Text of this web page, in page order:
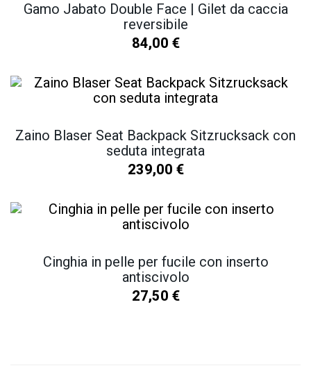
Gamo Jabato Double Face | Gilet da caccia
reversibile
84,00 €
Zaino Blaser Seat Backpack Sitzrucksack con
seduta integrata
239,00 €
Cinghia in pelle per fucile con inserto
antiscivolo
27,50 €